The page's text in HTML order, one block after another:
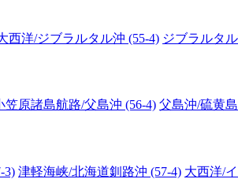
西洋/ジブラルタル沖 (55-4) ジブラルタ
笠原諸島航路/父島沖 (56-4) 父島沖/硫黄
3) 津軽海峡/北海道釧路沖 (57-4) 大西洋/